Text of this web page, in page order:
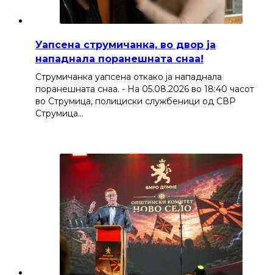
Уапсена струмичанка, во двор ја
нападнала поранешната снаа!
Струмичанка уапсена откако ја нападнала
поранешната снаа. - На 05.08.2026 во 18:40 часот
во Струмица, полициски службеници од СВР
Струмица…